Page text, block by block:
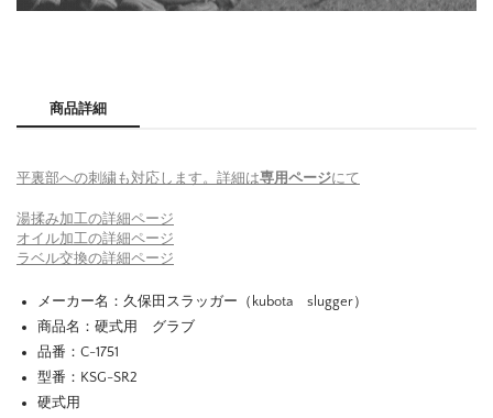
商品詳細
平裏部への刺繍も対応します。詳細は専用ページにて
湯揉み加工の詳細ページ
オイル加工の詳細ページ
ラベル交換の詳細ページ
メーカー名：久保田スラッガー（kubota slugger）
商品名：硬式用 グラブ
品番：C-1751
型番：KSG-SR2
硬式用